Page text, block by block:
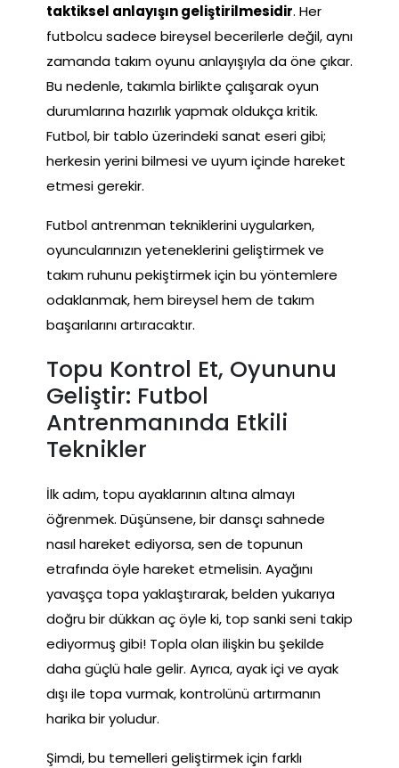
taktiksel anlayışın geliştirilmesidir. Her
futbolcu sadece bireysel becerilerle değil, aynı
zamanda takım oyunu anlayışıyla da öne çıkar.
Bu nedenle, takımla birlikte çalışarak oyun
durumlarına hazırlık yapmak oldukça kritik.
Futbol, bir tablo üzerindeki sanat eseri gibi;
herkesin yerini bilmesi ve uyum içinde hareket
etmesi gerekir.
Futbol antrenman tekniklerini uygularken,
oyuncularınızın yeteneklerini geliştirmek ve
takım ruhunu pekiştirmek için bu yöntemlere
odaklanmak, hem bireysel hem de takım
başarılarını artıracaktır.
Topu Kontrol Et, Oyununu
Geliştir: Futbol
Antrenmanında Etkili
Teknikler
İlk adım, topu ayaklarının altına almayı
öğrenmek. Düşünsene, bir dansçı sahnede
nasıl hareket ediyorsa, sen de topunun
etrafında öyle hareket etmelisin. Ayağını
yavaşça topa yaklaştırarak, belden yukarıya
doğru bir dükkan aç öyle ki, top sanki seni takip
ediyormuş gibi! Topla olan ilişkin bu şekilde
daha güçlü hale gelir. Ayrıca, ayak içi ve ayak
dışı ile topa vurmak, kontrolünü artırmanın
harika bir yoludur.
Şimdi, bu temelleri geliştirmek için farklı